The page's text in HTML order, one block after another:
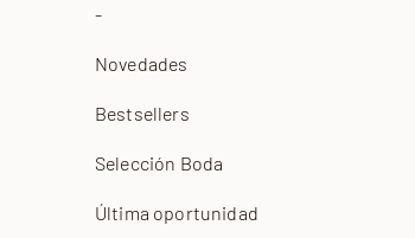
-
Novedades
Bestsellers
Selección Boda
Última oportunidad